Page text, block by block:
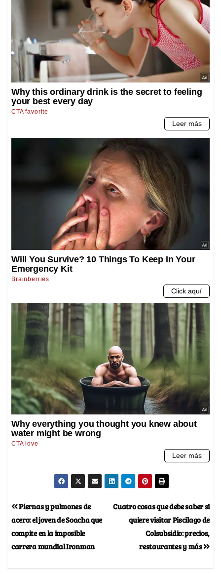
Cuatro cosas que debe saber si
quiere visitar Piscilago de
Colsubsidio: precios,
restaurantes y más
Piernas y pulmones de
acero: el joven de Soacha que
compite en la imposible
carrera mundial Ironman